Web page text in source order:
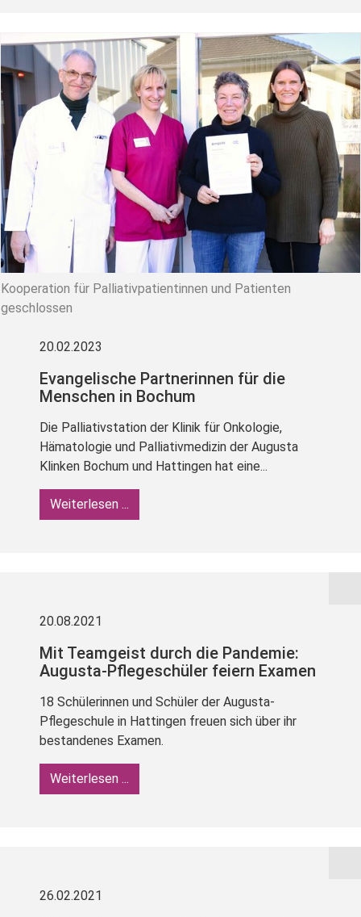
Kooperation für Palliativpatientinnen und Patienten
geschlossen
20.02.2023
Evangelische Partnerinnen für die
Menschen in Bochum
Die Palliativstation der Klinik für Onkologie,
Hämatologie und Palliativmedizin der Augusta
Klinken Bochum und Hattingen hat eine...
Weiterlesen ...
20.08.2021
Mit Teamgeist durch die Pandemie:
Augusta-Pflegeschüler feiern Examen
18 Schülerinnen und Schüler der Augusta-
Pflegeschule in Hattingen freuen sich über ihr
bestandenes Examen.
Weiterlesen ...
26.02.2021